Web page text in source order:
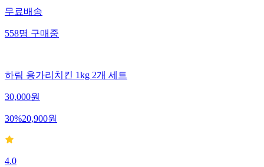
무료배송
558명 구매중
하림 용가리치킨 1kg 2개 세트
30,000원
30%20,900원
4.0